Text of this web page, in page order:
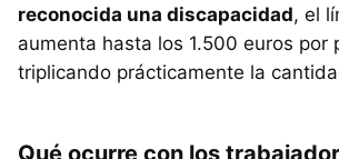
reconocida una discapacidad, el
aumenta hasta los 1.500 euros por
triplicando prácticamente la
Qué ocurre con los